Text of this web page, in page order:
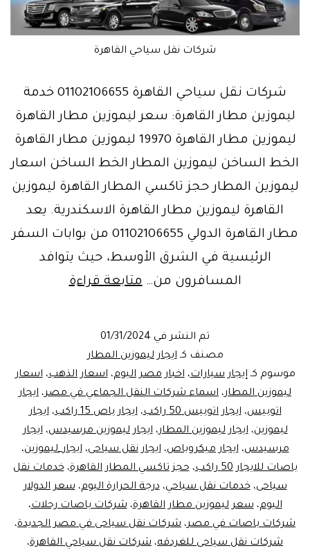
شركات نقل سياحي القاهرة
شركات نقل سياحي القاهرة 01102106655 خدمة
ليموزين مطار القاهرة: سعر ليموزين مطار القاهرة
ليموزين مطار القاهرة 19970 ليموزين مطار القاهرة
الخط الساخن ليموزين المطار الخط الساخن اسعار
ليموزين المطار حجز تاكسي المطار القاهرة ليموزين
القاهرة ليموزين مطار القاهرة الاسكندرية. يعد
مطار القاهرة الدولي 01102106655 من بوابات السفر
الرئيسية في الشرق الأوسط، حيث يتوافد
المسافرون من…متابعة قراءة
النقل
السياحي
تم النشر في 01/31/2024
مصنف كـايجار ليموزين المطار
موسوم كـإيجار سيارات،اخبار مصر اليوم،اسعار الذهب،اسعار
ليموزين المطار، اسماء شركات النقل الجماعي في مصر، ايجار
اتوبيس،ايجار اتوبيس 50 راكب ،ايجار باص 15 راكب ،ايجار
ليموزين،ايجار ليموزين المطار،ايجار ليموزين مرسيدس،ايجار
مرسيدس،ايجار ميكروباص،ايجار نقل سياحى،ايجار_ليموزين،
باصات للايجار 50 راكب
،حجز تاكسي المطار القاهرة،خدمات نقل
سياحى،خدمات نقل سياحي،درجة الحرارة اليوم،سعر الدولار
اليوم،سعر ليموزين مطار القاهرة،شركات باصات رحلات،
شركات باصات في مصر، شركات نقل سياحى في مصر الجديدة،
شركات نقل سياحى للغردقه، شركات نقل سياحي القاهرة،